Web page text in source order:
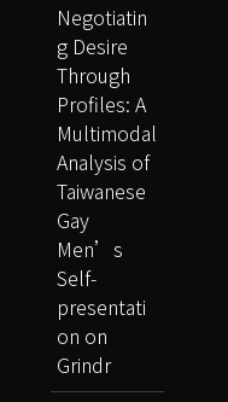
Negotiatin
g Desire
Through
Profiles: A
Multimodal
Analysis of
Taiwanese
Gay
Men’s
Self-
presentati
on on
Grindr